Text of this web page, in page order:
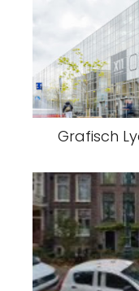
Grafisch